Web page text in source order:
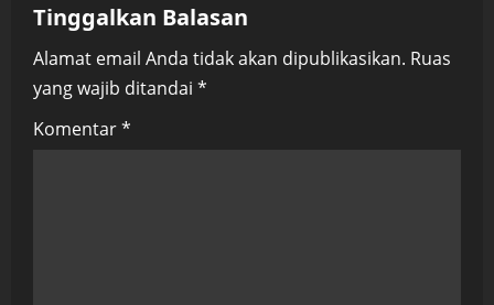
i
g
a
Tinggalkan Balasan
Alamat email Anda tidak akan dipublikasikan. Ruas
yang wajib ditandai *
Komentar*